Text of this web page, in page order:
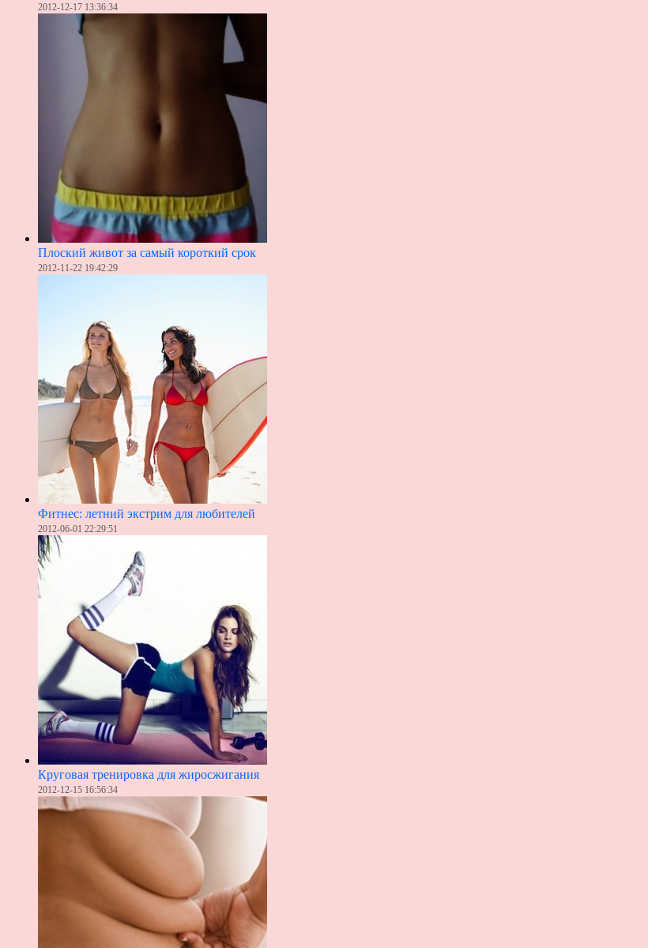
2012-12-17 13:36:34
Плоский живот за самый короткий срок
2012-11-22 19:42:29
Фитнес: летний экстрим для любителей
2012-06-01 22:29:51
Круговая тренировка для жиросжигания
2012-12-15 16:56:34